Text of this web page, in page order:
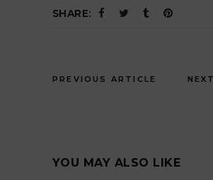
SHARE:
PREVIOUS ARTICLE
YOU MAY ALSO LIKE